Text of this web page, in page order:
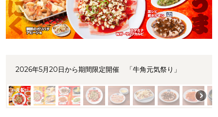
2026年5月20日から期間限定開催 「牛角元気祭り」